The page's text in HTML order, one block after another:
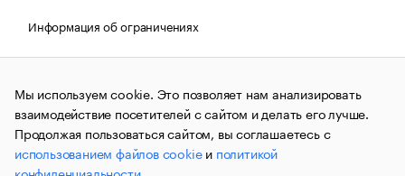
Информация об ограничениях
Правовая информация
О соблюдении авторских прав
© АО «РОСБИЗНЕСКОНСАЛТИНГ»,1995–2026.Сообщения
и материалы информационного агентства «РБК»
(зарегистрировано Федеральной службой по надзору в сфере
связи, информационных технологий и массовых
коммуникаций (Роскомнадзор) 09.12.2015 за номером ИА
№ФС77-63848) сопровождаются пометкой «РБК». Отдельные
Мы используем cookie. Это позволяет нам анализировать
взаимодействие посетителей с сайтом и делать его лучше.
Продолжая пользоваться сайтом, вы соглашаетесь с
использованием файлов cookieи политикой